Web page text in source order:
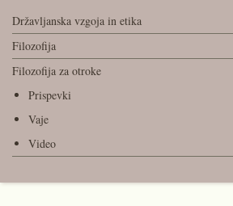
Državljanska vzgoja in etika
Filozofija
Filozofija za otroke
Prispevki
Vaje
Video